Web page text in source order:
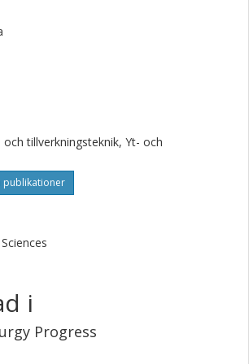
tillverkningsteknik, Yt- och
publikationer
i
Progress